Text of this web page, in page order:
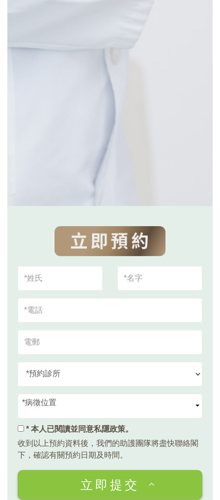
*病徵位置
* 本人已閱讀並同意私隱政策。
收到以上預約資料後，我們的助護團隊將盡快聯絡閣
下，確認有關預約日期及時間。
立即提交